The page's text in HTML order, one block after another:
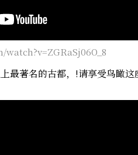
最著名的古都，!请享受鸟瞰这